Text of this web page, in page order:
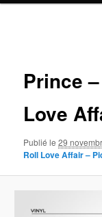
Prince
Love
Publié le29
Roll Love Affair –